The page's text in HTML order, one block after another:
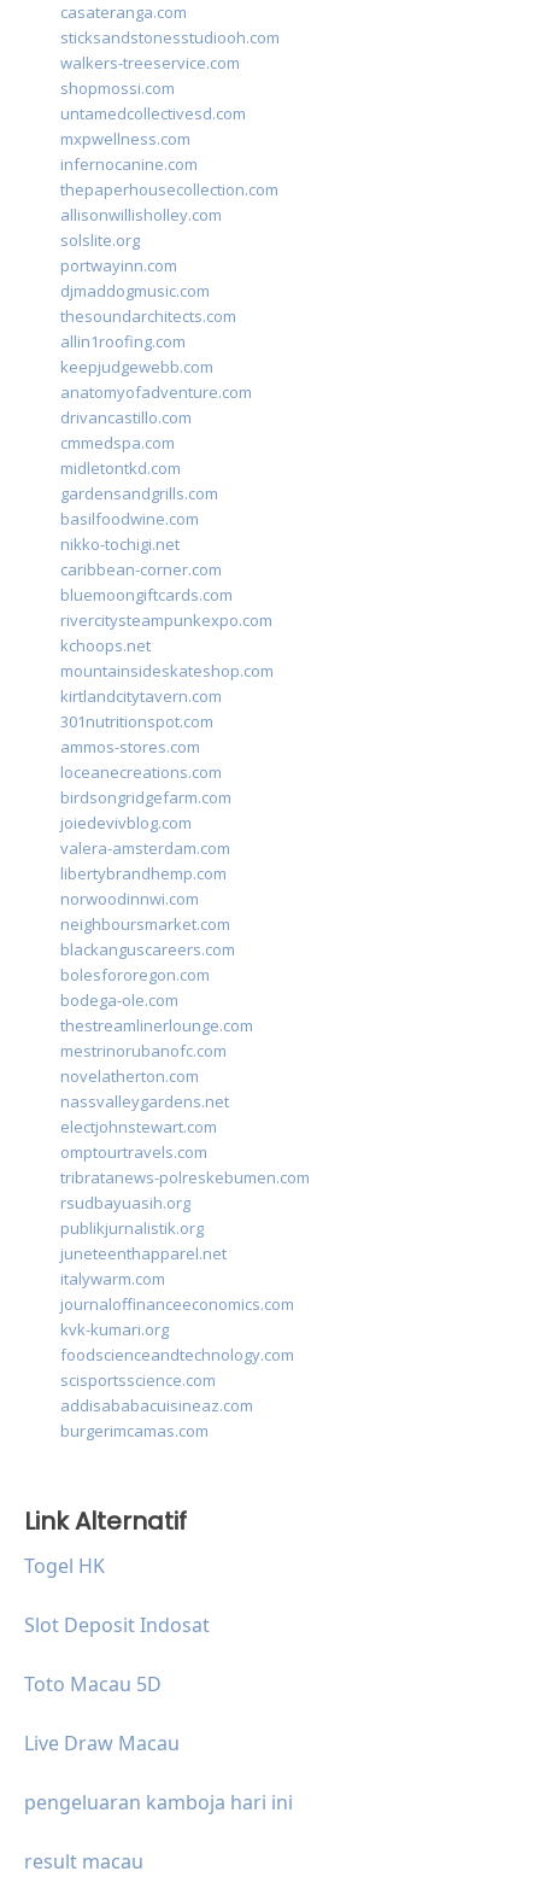
casateranga.com
sticksandstonesstudiooh.com
walkers-treeservice.com
shopmossi.com
untamedcollectivesd.com
mxpwellness.com
infernocanine.com
thepaperhousecollection.com
allisonwillisholley.com
solslite.org
portwayinn.com
djmaddogmusic.com
thesoundarchitects.com
allin1roofing.com
keepjudgewebb.com
anatomyofadventure.com
drivancastillo.com
cmmedspa.com
midletontkd.com
gardensandgrills.com
basilfoodwine.com
nikko-tochigi.net
caribbean-corner.com
bluemoongiftcards.com
rivercitysteampunkexpo.com
kchoops.net
mountainsideskateshop.com
kirtlandcitytavern.com
301nutritionspot.com
ammos-stores.com
loceanecreations.com
birdsongridgefarm.com
joiedevivblog.com
valera-amsterdam.com
libertybrandhemp.com
norwoodinnwi.com
neighboursmarket.com
blackanguscareers.com
bolesfororegon.com
bodega-ole.com
thestreamlinerlounge.com
mestrinorubanofc.com
novelatherton.com
nassvalleygardens.net
electjohnstewart.com
omptourtravels.com
tribratanews-polreskebumen.com
rsudbayuasih.org
publikjurnalistik.org
juneteenthapparel.net
italywarm.com
journaloffinanceeconomics.com
kvk-kumari.org
foodscienceandtechnology.com
scisportsscience.com
addisababacuisineaz.com
burgerimcamas.com
Link Alternatif
Togel HK
Slot Deposit Indosat
Toto Macau 5D
Live Draw Macau
pengeluaran kamboja hari ini
result macau